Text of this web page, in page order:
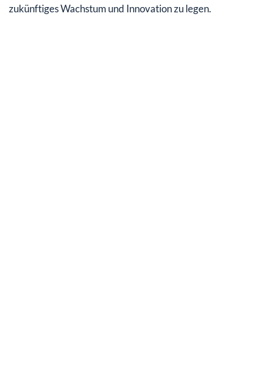
zukünftiges Wachstum und Innovation zu legen.